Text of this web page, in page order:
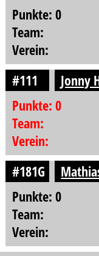
Punkte: 0
Team:
Verein:
#111
Jonny
Punkte: 0
Team:
Verein:
#181G
Punkte: 0
Team:
Verein: